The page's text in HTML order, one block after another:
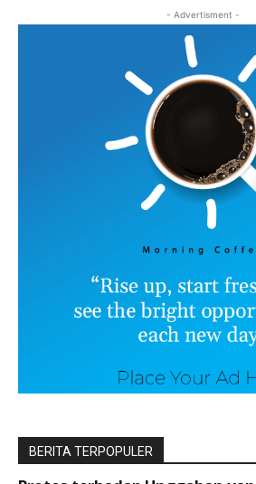
- Advertisment -
BERITA TERPOPULER